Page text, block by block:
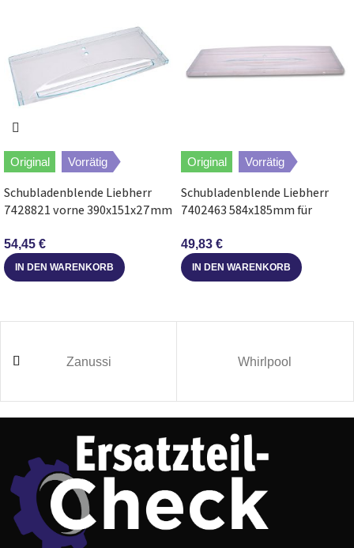
Bosch KGV33X60/10
Bosch
Bosch KGV36V14/97
Bosch KGV36X71/04
Bosch KGV33X47/02
Original Vorrätig
Schubladenblende Liebherr
7428821 vorne 390x151x27mm
54,45 €
IN DEN WARENKORB
Original Vorrätig
Schubladenblende Liebherr
7402463 584x185mm für
49,83 €
IN DEN WARENKORB
Zanussi Whirlpool